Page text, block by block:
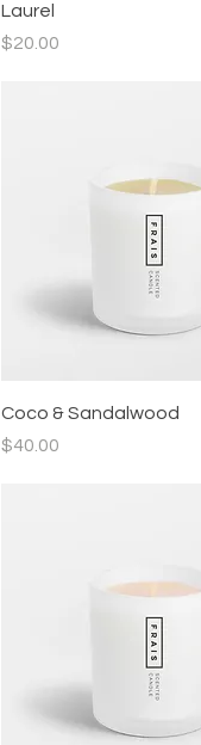
Laurel
價格
$20.00
Coco & Sandalwood
價格
$40.00